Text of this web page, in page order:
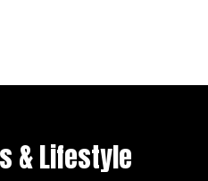
& Lifestyle